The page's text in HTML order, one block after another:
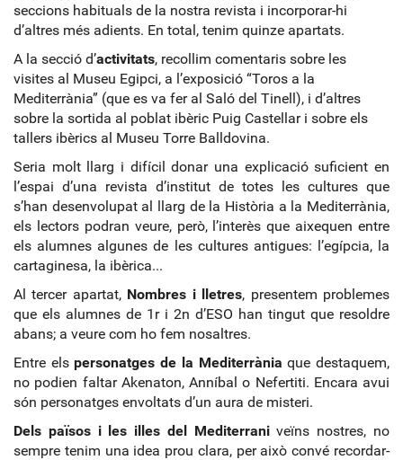
seccions habituals de la nostra revista i incorporar-hi
d’altres més adients. En total, tenim quinze apartats.
A la secció d’activitats, recollim comentaris sobre les
visites al Museu Egipci, a l’exposició “Toros a la
Mediterrània” (que es va fer al Saló del Tinell), i d’altres
sobre la sortida al poblat ibèric Puig Castellar i sobre els
tallers ibèrics al Museu Torre Balldovina.
Seria molt llarg i difícil donar una explicació suficient en
l’espai d’una revista d’institut de totes les cultures que
s’han desenvolupat al llarg de la Història a la Mediterrània,
els lectors podran veure, però, l’interès que aixequen entre
els alumnes algunes de les cultures antigues: l’egípcia, la
cartaginesa, la ibèrica...
Al tercer apartat, Nombres i lletres, presentem problemes
que els alumnes de 1r i 2n d’ESO han tingut que resoldre
abans; a veure com ho fem nosaltres.
Entre elspersonatges de la Mediterrània que destaquem,
no podien faltar Akenaton, Anníbal o Nefertiti. Encara avui
són personatges envoltats d’un aura de misteri.
Dels països i les illes del Mediterraniveïns nostres, no
sempre tenim una idea prou clara, per això convé recordar-